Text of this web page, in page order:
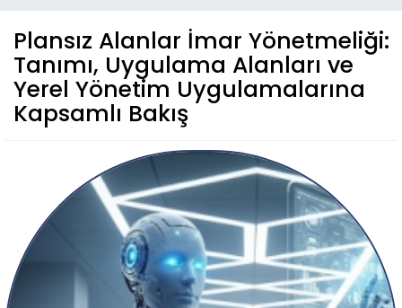
Plansız Alanlar İmar Yönetmeliği:
Tanımı, Uygulama Alanları ve
Yerel Yönetim Uygulamalarına
Kapsamlı Bakış